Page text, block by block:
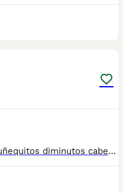
Parejita chihuahuas toy unos muñequitos diminutos cabecita manzana estan vacunados desparasitados todo al dia para mas información llámame al 615080706